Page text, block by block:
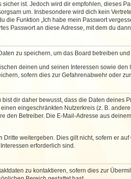
ist. Jedoch wird dir empfohlen, dieses
um. Insbesondere wird dich kein
Funktion „Ich habe mein Passwort
Passwort an diese Adresse, mit dem du
zu speichern, um das Board betreiben und
deinen und seinen Interessen sowie
sofern dies zur Gefahrenabwehr oder
dir daher bewusst, dass die Daten deines
eingeschränkten Nutzerkreis (z. B.
den Betreiber. Die E-Mail-Adresse aus
weitergeben. Dies gilt nicht, sofern er
erforderlich sind.
zu kontaktieren, sofern dies zur